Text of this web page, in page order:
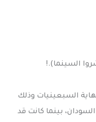
السينما).!
السبعينيات وذلك
بينما كانت قد